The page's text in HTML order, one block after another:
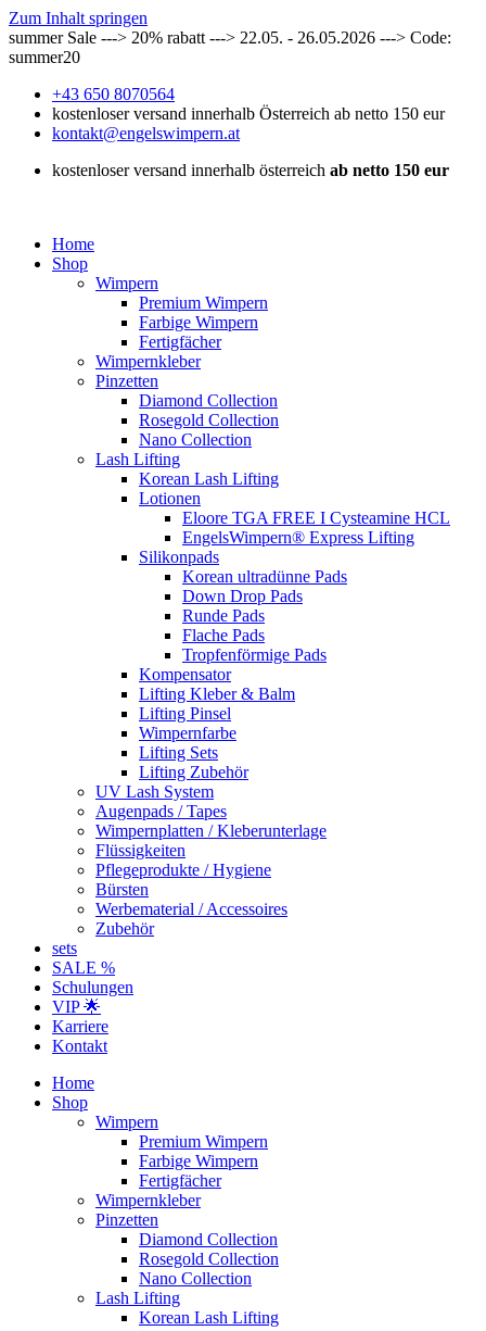
Zum Inhalt springen
summer Sale ---> 20% rabatt ---> 22.05. - 26.05.2026 ---> Code:
summer20
+43 650 8070564
kostenloser versand innerhalb Österreich ab netto 150 eur
kontakt@engelswimpern.at
kostenloser versand innerhalb österreich ab netto 150 eur
Home
Shop
Wimpern
Premium Wimpern
Farbige Wimpern
Fertigfächer
Wimpernkleber
Pinzetten
Diamond Collection
Rosegold Collection
Nano Collection
Lash Lifting
Korean Lash Lifting
Lotionen
Eloore TGA FREE I Cysteamine HCL
EngelsWimpern® Express Lifting
Silikonpads
Korean ultradünne Pads
Down Drop Pads
Runde Pads
Flache Pads
Tropfenförmige Pads
Kompensator
Lifting Kleber & Balm
Lifting Pinsel
Wimpernfarbe
Lifting Sets
Lifting Zubehör
UV Lash System
Augenpads / Tapes
Wimpernplatten / Kleberunterlage
Flüssigkeiten
Pflegeprodukte / Hygiene
Bürsten
Werbematerial / Accessoires
Zubehör
sets
SALE %
Schulungen
VIP 🌟
Karriere
Kontakt
Home
Shop
Wimpern
Premium Wimpern
Farbige Wimpern
Fertigfächer
Wimpernkleber
Pinzetten
Diamond Collection
Rosegold Collection
Nano Collection
Lash Lifting
Korean Lash Lifting